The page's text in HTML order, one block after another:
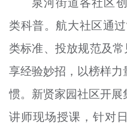
宣传思想文化人才
专题
资料库
类科普。航大社区通
类标准、投放规范及
享经验妙招，以榜样
惯。新贤家园社区开
讲师现场授课，针对